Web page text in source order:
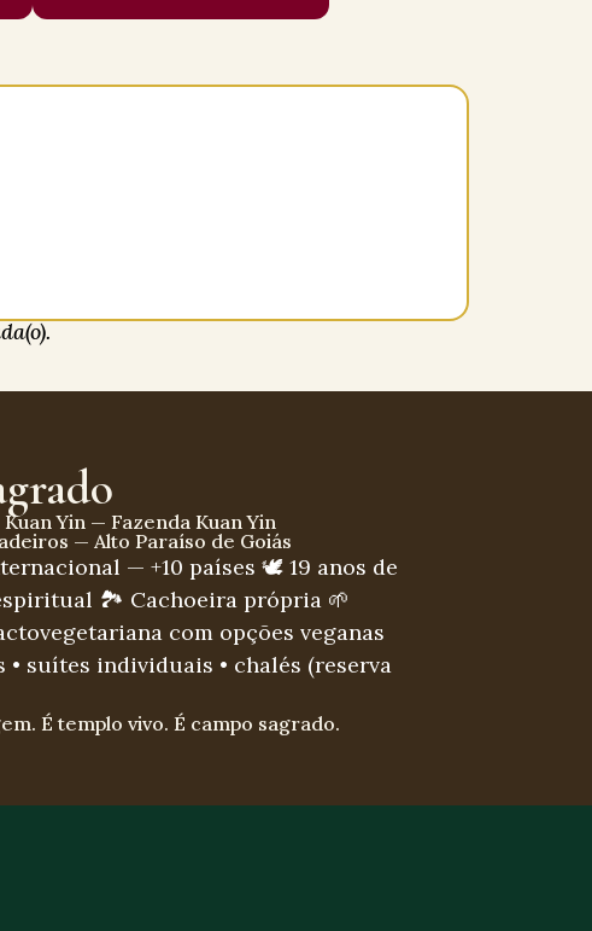
Yin — Fazenda Kuan Yin
— Alto Paraíso de Goiás
— +10 países 🕊 19 anos de
🏞 Cachoeira própria 🌱
com opções veganas
suítes individuais • chalés (reserva
É templo vivo. É campo sagrado.